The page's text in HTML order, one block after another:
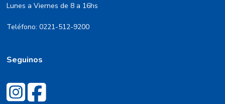
Lunes a Viernes de 8 a 16hs
Teléfono: 0221-512-9200
Seguinos